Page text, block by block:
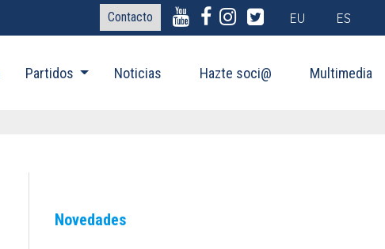
Contacto EU ES
Partidos Noticias Hazte soci@ Multimedia
Novedades